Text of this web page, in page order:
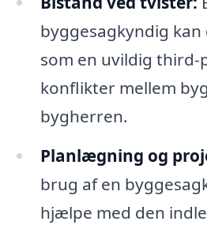
byggesagkyndig
som en uvildig
konflikter mellem
bygherren.
Planlægning og
brug af en
hjælpe med den